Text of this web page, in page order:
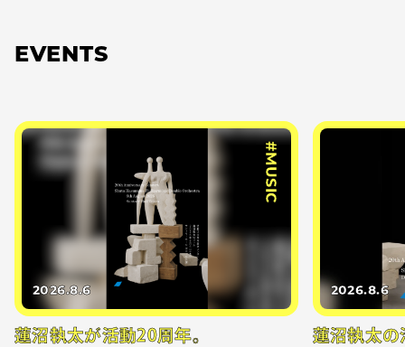
EVENTS
#MUSIC
2026.8.6
蓮沼執太が活動20周年。
2026.8.6
蓮沼執太の